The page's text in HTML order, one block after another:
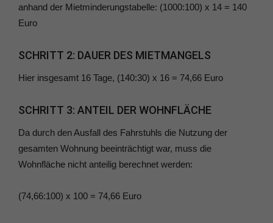
anhand der Mietminderungstabelle: (1000:100) x 14 = 140
Euro
SCHRITT 2: DAUER DES MIETMANGELS
Hier insgesamt 16 Tage, (140:30) x 16 = 74,66 Euro
SCHRITT 3: ANTEIL DER WOHNFLÄCHE
Da durch den Ausfall des Fahrstuhls die Nutzung der
gesamten Wohnung beeinträchtigt war, muss die
Wohnfläche nicht anteilig berechnet werden:
(74,66:100) x 100 = 74,66 Euro